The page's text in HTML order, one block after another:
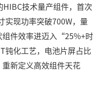
技术量产组件，首次
现功率突破700W，量
组件效率进迈入“25%+时
化工艺，电池片屏占比
新定义高效组件天花